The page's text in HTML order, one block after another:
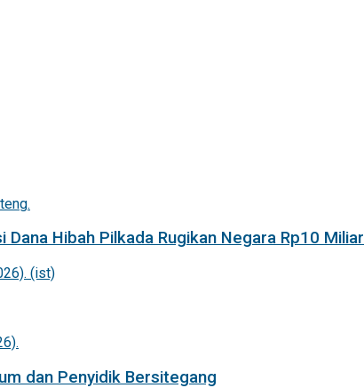
Hibah Pilkada Rugikan Negara Rp10 Miliar
dan Penyidik Bersitegang